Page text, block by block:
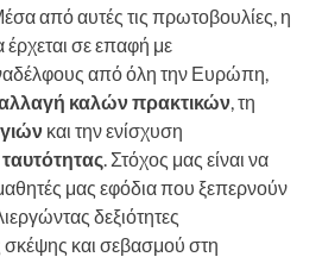
από αυτές τις πρωτοβουλίες, η
έρχεται σε επαφή με
από όλη την Ευρώπη,
καλών πρακτικών, τη
και την ενίσχυση
. Στόχος μας είναι να
μας εφόδια που ξεπερνούν
δεξιότητες
σκέψης και σεβασμού στη